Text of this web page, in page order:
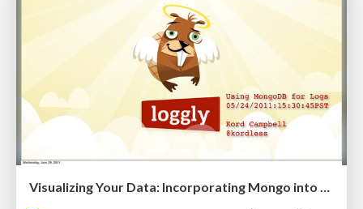
Visualizing Your Data: Incorporating Mongo into Loggly Infrastructure